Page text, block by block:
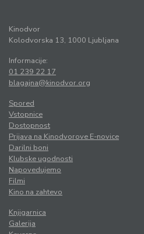
Kinodvor
Kolodvorska 13, 1000 Ljubljana
Informacije:
01 239 22 17
blagajna@kinodvor.org
Spored
Vstopnice
Dostopnost
Prijava na Kinodvorove E-novice
Darilni boni
Klubske ugodnosti
Napovedujemo
Filmi
Kino na zahtevo
Knjigarnica
Galerija